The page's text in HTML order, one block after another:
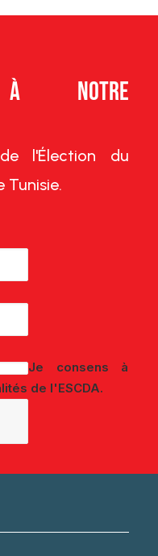
à notre
l'Élection du
Tunisie.
Je consens à
de l'ESCDA.